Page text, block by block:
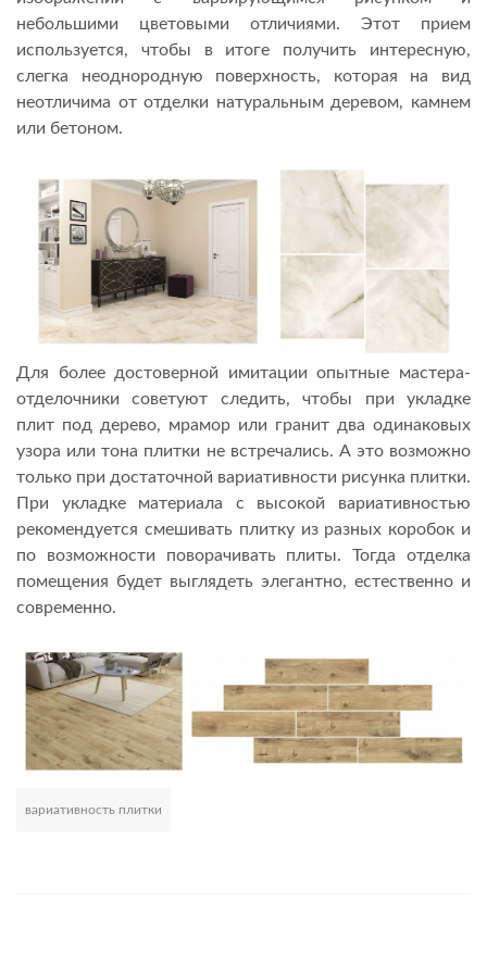
небольшими цветовыми отличиями. Этот прием
используется, чтобы в итоге получить интересную,
слегка неоднородную поверхность, которая на вид
неотличима от отделки натуральным деревом, камнем
или бетоном.
Для более достоверной имитации опытные мастера-
отделочники советуют следить, чтобы при укладке
плит под дерево, мрамор или гранит два одинаковых
узора или тона плитки не встречались. А это возможно
только при достаточной вариативности рисунка плитки.
При укладке материала с высокой вариативностью
рекомендуется смешивать плитку из разных коробок и
по возможности поворачивать плиты. Тогда отделка
помещения будет выглядеть элегантно, естественно и
современно.
вариативность плитки